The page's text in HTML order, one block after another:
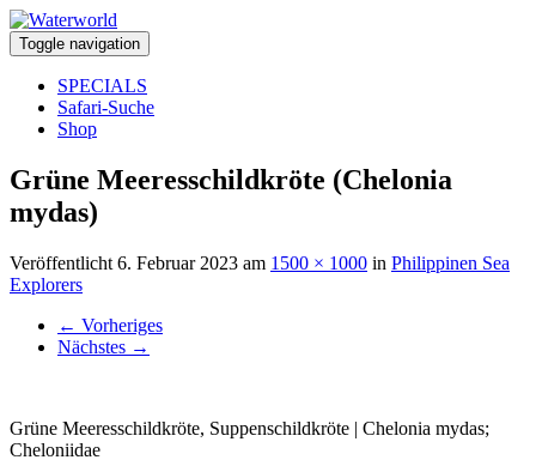
Toggle navigation
SPECIALS
Safari-Suche
Shop
Grüne Meeresschildkröte (Chelonia
mydas)
Veröffentlicht 6. Februar 2023 am 1500 × 1000 in Philippinen Sea
Explorers
← Vorheriges
Nächstes →
Grüne Meeresschildkröte, Suppenschildkröte | Chelonia mydas;
Cheloniidae